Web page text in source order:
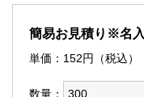
簡易お見積り※名
単価： 152円（税込）
数量：